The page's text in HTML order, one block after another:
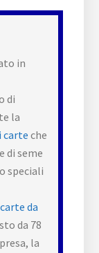
in
di
la
carte che
di seme
o speciali
carte da
da 78
la